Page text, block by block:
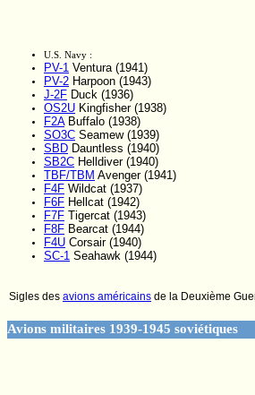
U.S. Navy :
PV-1 Ventura (1941)
PV-2 Harpoon (1943)
J-2F Duck (1936)
OS2U Kingfisher (1938)
F2ABuffalo (1938)
SO3C Seamew (1939)
SBD Dauntless (1940)
SB2C Helldiver (1940)
TBF/TBM Avenger (1941)
F4F Wildcat (1937)
F6F Hellcat (1942)
F7F Tigercat (1943)
F8F Bearcat (1944)
F4U Corsair (1940)
SC-1 Seahawk (1944)
Sigles des avions américains de la Deuxième
Avions militaires 1939-1945 soviétiques